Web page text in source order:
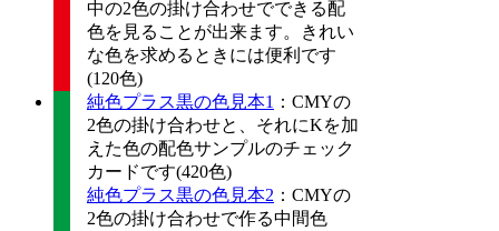
中の2色の掛け合わせでできる配
色を見ることが出来ます。きれい
な色を求めるときには便利です
(120色)
純色プラス黒の色見本1 ：CMYの
2色の掛け合わせと、それにKを加
えた色の配色サンプルのチェック
カードです(420色)
純色プラス黒の色見本2 ：CMYの
2色の掛け合わせで作る中間色